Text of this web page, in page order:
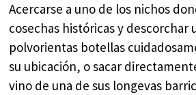
Acercarse a uno de los nichos
cosechas históricas y descorchar
polvorientas botellas
su ubicación, o sacar
vino de una de sus longevas